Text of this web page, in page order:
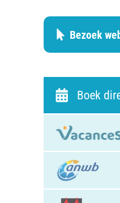
Bezoek
Boek